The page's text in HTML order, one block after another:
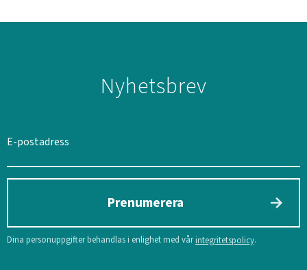
Nyhetsbrev
Prenumerera
Dina personuppgifter behandlas i enlighet med vårintegritetspolicy.